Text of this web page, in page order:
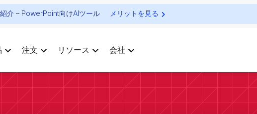
介 – PowerPoint向けAIツール メリットを見る
注文 リソース 会社